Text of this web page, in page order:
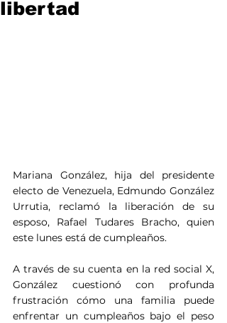
libertad
Mariana González, hija del presidente
electo de Venezuela, Edmundo González
Urrutia, reclamó la liberación de su
esposo, Rafael Tudares Bracho, quien
este lunes está de cumpleaños.
A través de su cuenta en la red social X,
González cuestionó con profunda
frustración cómo una familia puede
enfrentar un cumpleaños bajo el peso